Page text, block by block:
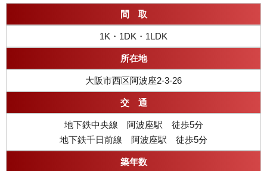
間 取
1K・1DK・1LDK
所在地
大阪市西区阿波座2-3-26
交 通
地下鉄中央線 阿波座駅 徒歩5分
地下鉄千日前線 阿波座駅 徒歩5分
築年数